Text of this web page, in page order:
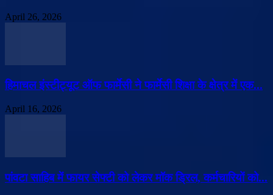
April 26, 2026
हिमाचल इंस्टीट्यूट ऑफ फार्मेसी ने फार्मेसी शिक्षा के क्षेत्र में एक...
April 16, 2026
पांवटा साहिब में फायर सेफ्टी को लेकर मॉक ड्रिल, कर्मचारियों को...